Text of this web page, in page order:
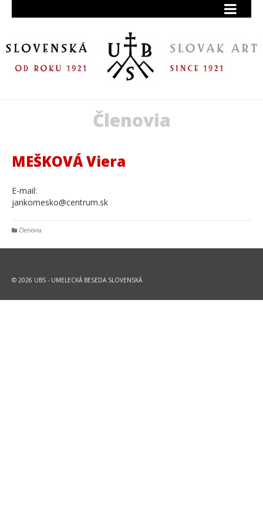
Členovia
MEŠKOVÁ Viera
E-mail:
jankomesko@centrum.sk
Členovia
© 2026 UBS - UMELECKÁ BESEDA SLOVENSKÁ